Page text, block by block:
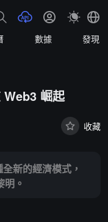
數據 發現
Web3 崛起
收藏
新的經濟模式，
。